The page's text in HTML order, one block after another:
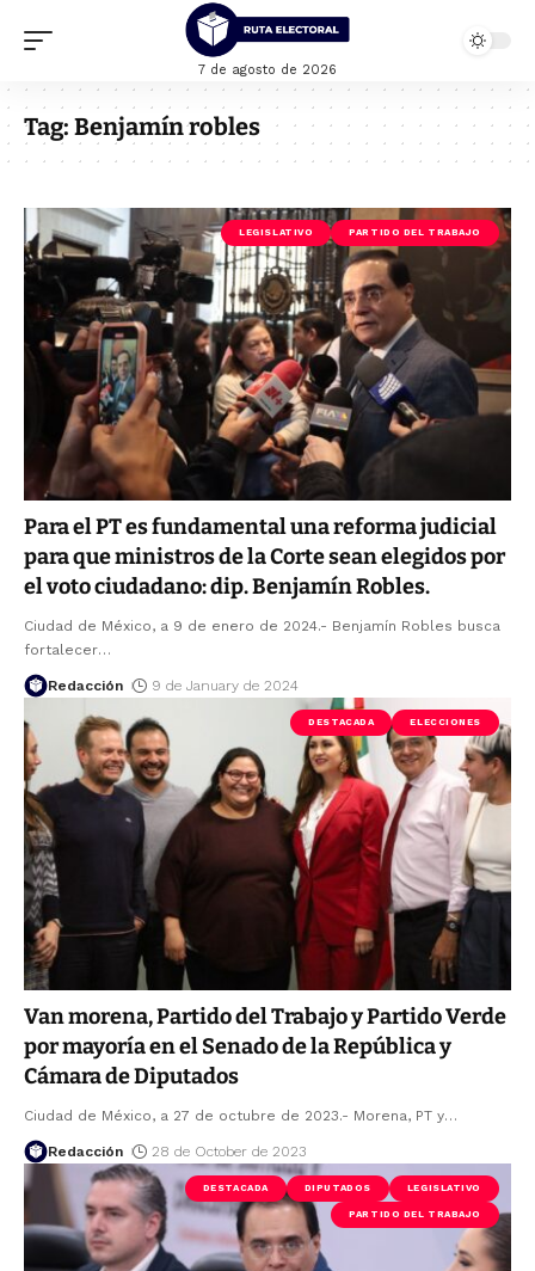
7 de agosto de 2026
Tag: Benjamín robles
LEGISLATIVO PARTIDO DEL TRABAJO
Para el PT es fundamental una reforma judicial
para que ministros de la Corte sean elegidos por
el voto ciudadano: dip. Benjamín Robles.
Ciudad de México, a 9 de enero de 2024.- Benjamín Robles busca
fortalecer…
Redacción 9 de January de 2024
DESTACADA ELECCIONES
Van morena, Partido del Trabajo y Partido Verde
por mayoría en el Senado de la República y
Cámara de Diputados
Ciudad de México, a 27 de octubre de 2023.- Morena, PT y…
Redacción 28 de October de 2023
DESTACADA DIPUTADOS LEGISLATIVO
PARTIDO DEL TRABAJO